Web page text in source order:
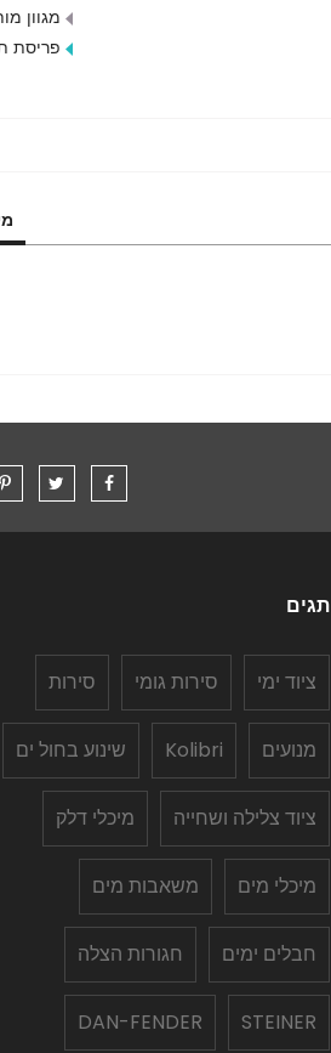
מגוון
פריסת
תגים
ציוד ימי סירות גומי סירות
מנועים Kolibri שינוע בחול ים
ציוד צלילה ושחייה מיכלי דלק
מיכלי מים משאבות מים
חבלים ימים חגורות הצלה
STEINER
DAN-FENDER